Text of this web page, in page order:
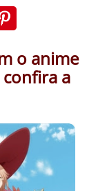
o anime
a